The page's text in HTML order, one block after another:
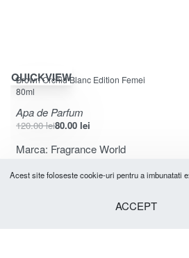
-33% OFF
QUICKVIEW
Brown Orchid Blanc Edition Femei
80ml
Apa de Parfum
120.00lei80.00 lei
Marca: Fragrance World
Acest site foloseste cookie-uri pentru a imbunatati
ACCEPT